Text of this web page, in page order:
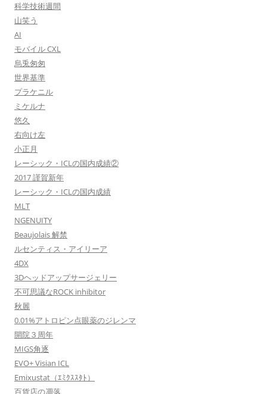
科学技術週間
山笑う
AI
モバイル CXL
烏兎匆匆
世界基準
プラケニル
ミケルナ
悠久
右向け左
小正月
レーシック・ICLの国内成績②
2017 謹賀新年
レーシック・ICLの国内成績
MLT
NGENUITY
Beaujolais 解禁
ルセンティス・アイリーア
4DX
3Dヘッドアップサージェリー
不可思議なROCK inhibitor
秋麗
0.01%アトロピン点眼薬のジレンマ
開院３周年
MIGS角逐
EVO+ Visian ICL
Emixustat（ｴﾐｸｽｽﾀﾄ）